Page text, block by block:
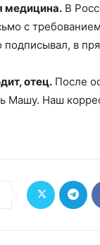
медицина. В
с
подписывал, в
отец. После
Машу. Наш